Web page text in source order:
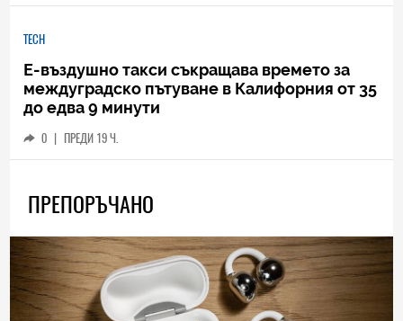
TECH
Е-въздушно такси съкращава времето за
междуградско пътуване в Калифорния от 35
до едва 9 минути
0 | ПРЕДИ 19 Ч.
ПРЕПОРЪЧАНО